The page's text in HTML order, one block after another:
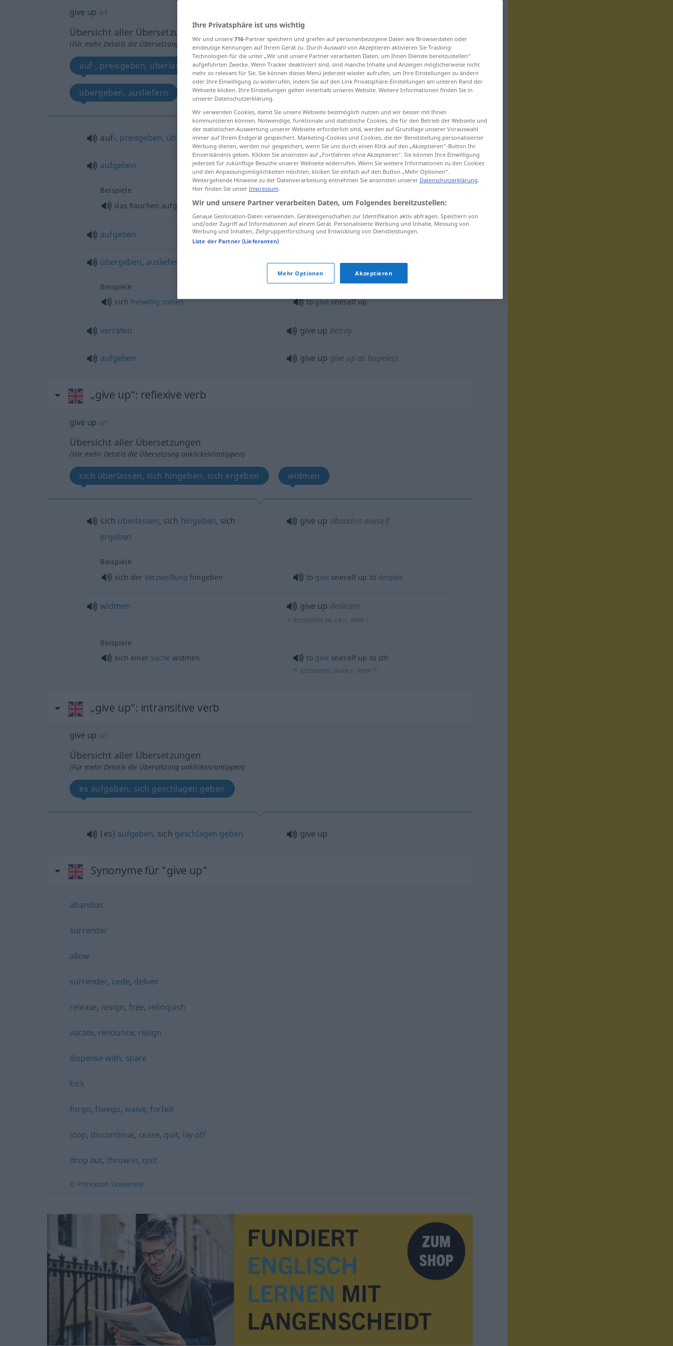
give up v/t
Übersicht aller Übersetzungen
(Für mehr Details die Übersetzung anklicken/antippen)
auf-, preisgeben, überlassen aufgeben aufgeben
übergeben, ausliefern verraten aufgeben
auf-, preisgeben, überlassen give upsurrender, hand over
aufgeben give upstop
Beispiele
das Rauchen aufgeben
togiveup smoking
aufgeben give up ghost
übergeben, ausliefern give updeliver up: fugitiveetc
Beispiele
sichfreiwillig stellen togiveoneself up
verraten give up betray
aufgeben give up give up as hopeless
„give up“: reflexive verb
give up v/r
Übersicht aller Übersetzungen
(Für mehr Details die Übersetzung anklicken/antippen)
sich überlassen, sich hingeben, sich ergeben widmen
sich überlassen, sich hingeben, sich
ergeben
give up abandon oneself
Beispiele
sich der Verzweiflung hingeben to give oneself up to despair
widmen give up dedicate
< BESONDERS IM V/RU. PPERF>
Beispiele
sich einer Sache widmen to give oneself up tosth
< BESONDERS IMV/R U. PPERF >
„give up“: intransitive verb
give up v/i
Übersicht aller Übersetzungen
(Für mehr Details die Übersetzung anklicken/antippen)
es aufgeben, sich geschlagen geben
(es) aufgeben, sich geschlagen geben give up
Synonyme für "give up"
abandon
surrender
allow
surrender, cede, deliver
release, resign, free, relinquish
vacate, renounce, resign
dispense with, spare
kick
forgo, forego,waive, forfeit
stop, discontinue, cease, quit, lay off
drop out,throw in, quit
© Princeton University
Ihre Privatsphäre ist uns wichtig
Wir und unsere 716-Partner speichern und greifen auf personenbezogene Daten wie Browserdaten oder
eindeutige Kennungen auf Ihrem Gerät zu. Durch Auswahl von Akzeptieren aktivieren Sie Tracking-
Technologien für die unter „Wir und unsere Partner verarbeiten Daten, um Ihnen Dienste bereitzustellen“
aufgeführten Zwecke. Wenn Tracker deaktiviert sind, sind manche Inhalte und Anzeigen möglicherweise nicht
mehr so relevant für Sie. Sie können dieses Menü jederzeit wieder aufrufen, um Ihre Einstellungen zu ändern
oder Ihre Einwilligung zu widerrufen, indem Sie auf den Link Privatsphäre-Einstellungen am unteren Rand der
Webseite klicken. Ihre Einstellungen gelten innerhalb unseres Website. Weitere Informationen finden Sie in
unserer Datenschutzerklärung.
Wir verwenden Cookies, damit Sie unsere Webseite bestmöglich nutzen und wir besser mit Ihnen
kommunizieren können. Notwendige, funktionale und statistische Cookies, die für den Betrieb der Webseite und
der statistischen Auswertung unserer Webseite erforderlich sind, werden auf Grundlage unserer Vorauswahl
immer auf Ihrem Endgerät gespeichert. Marketing-Cookies und Cookies, die der Bereitstellung personalisierter
Werbung dienen, werden nur gespeichert, wenn Sie uns durch einen Klick auf den „Akzeptieren“-Button Ihr
Einverständnis geben. Klicken Sie ansonsten auf „Fortfahren ohne Akzeptieren“. Sie können Ihre Einwilligung
jederzeit für zukünftige Besuche unserer Webseite widerrufen. Wenn Sie weitere Informationen zu den Cookies
und den Anpassungsmöglichkeiten möchten, klicken Sie einfach auf den Button „Mehr Optionen“.
Weitergehende Hinweise zu der Datenverarbeitung entnehmen Sie ansonsten unserer Datenschutzerklärung.
Hier finden Sie unser Impressum.
Wir und unsere Partner verarbeiten Daten, um Folgendes bereitzustellen:
Genaue Geolocation-Daten verwenden. Geräteeigenschaften zur Identifikation aktiv abfragen. Speichern von
und/oder Zugriff auf Informationen auf einem Gerät. Personalisierte Werbung und Inhalte, Messung von
Werbung und Inhalten, Zielgruppenforschung und Entwicklung von Dienstleistungen.
Liste der Partner (Lieferanten)
Mehr Optionen Akzeptieren